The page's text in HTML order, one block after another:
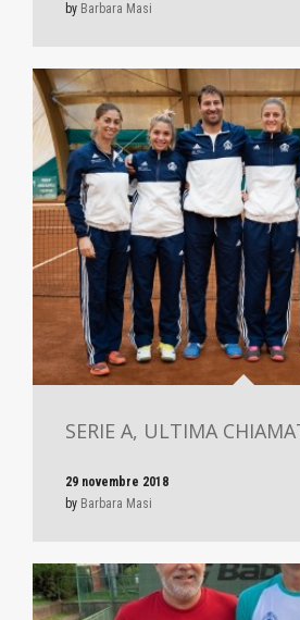
by Barbara Masi
SERIE A, ULTIMA
29 novembre 2018
by Barbara Masi